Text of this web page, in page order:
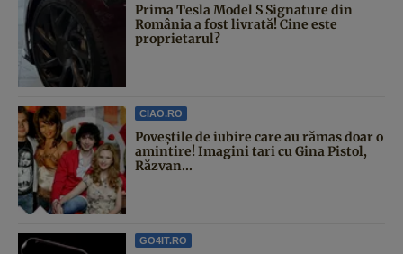
Prima Tesla Model S Signature din
România a fost livrată! Cine este
proprietarul?
CIAO.RO
Poveştile de iubire care au rămas doar o
amintire! Imagini tari cu Gina Pistol,
Răzvan...
GO4IT.RO